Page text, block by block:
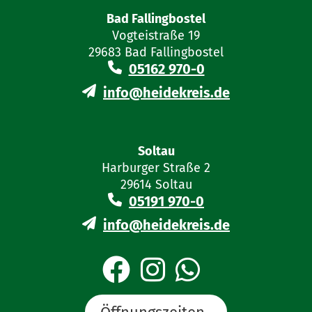
Bad Fallingbostel
Vogteistraße 19
29683 Bad Fallingbostel
05162 970-0
info@heidekreis.de
Soltau
Harburger Straße 2
29614 Soltau
05191 970-0
info@heidekreis.de